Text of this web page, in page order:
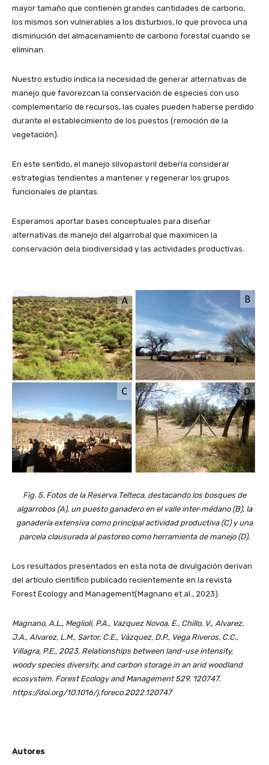
mayor tamaño que contienen grandes cantidades de carbono,
los mismos son vulnerables a los disturbios, lo que provoca una
disminución del almacenamiento de carbono forestal cuando se
eliminan.
Nuestro estudio indica la necesidad de generar alternativas de
manejo que favorezcan la conservación de especies con uso
complementario de recursos, las cuales pueden haberse perdido
durante el establecimiento de los puestos (remoción de la
vegetación).
En este sentido, el manejo silvopastoril debería considerar
estrategias tendientes a mantener y regenerar los grupos
funcionales de plantas.
Esperamos aportar bases conceptuales para diseñar
alternativas de manejo del algarrobal que maximicen la
conservación dela biodiversidad y las actividades productivas.
Fig. 5. Fotos de la Reserva Telteca, destacando los bosques de
algarrobos (A), un puesto ganadero en el valle inter‐médano (B), la
ganadería extensiva como principal actividad productiva (C) y una
parcela clausurada al pastoreo como herramienta de manejo (D).
Los resultados presentados en esta nota de divulgación derivan
del artículo científico publicado recientemente en la revista
Forest Ecology and Management(Magnano et al., 2023).
Magnano, A.L., Meglioli, P.A., Vazquez Novoa, E., Chillo, V., Alvarez,
J.A., Alvarez, L.M., Sartor, C.E., Vázquez, D.P., Vega Riveros, C.C.,
Villagra, P.E., 2023. Relationships between land-use intensity,
woody species diversity, and carbon storage in an arid woodland
ecosystem. Forest Ecology and Management 529, 120747.
https://doi.org/10.1016/j.foreco.2022.120747
Autores